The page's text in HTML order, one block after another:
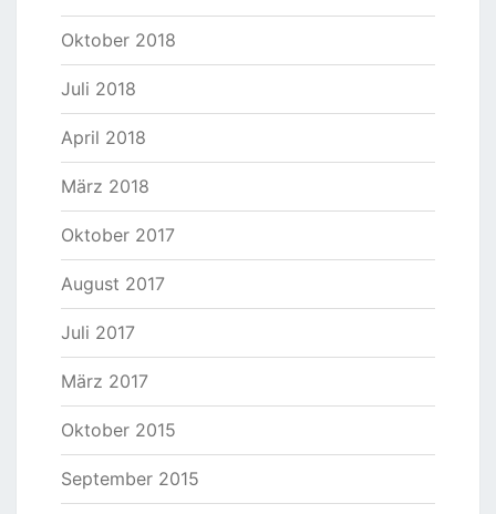
Oktober 2018
Juli 2018
April 2018
März 2018
Oktober 2017
August 2017
Juli 2017
März 2017
Oktober 2015
September 2015